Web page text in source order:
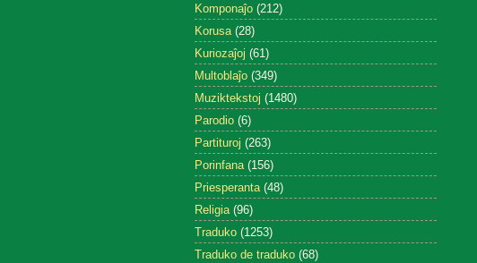
Komponaĵo (212)
Korusa (28)
Kuriozaĵoj (61)
Multoblaĵo (349)
Muziktekstoj (1480)
Parodio (6)
Partituroj (263)
Porinfana (156)
Priesperanta (48)
Religia (96)
Traduko (1253)
Traduko de traduko (68)